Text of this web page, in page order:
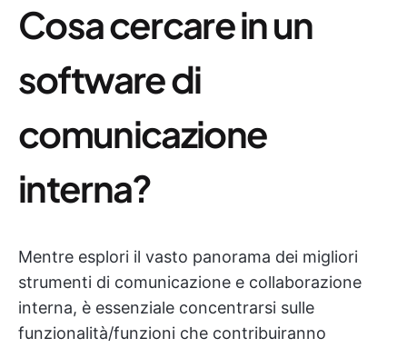
Cosa cercare in un
software di
comunicazione
interna?
Mentre esplori il vasto panorama dei migliori
strumenti di comunicazione e collaborazione
interna, è essenziale concentrarsi sulle
funzionalità/funzioni che contribuiranno